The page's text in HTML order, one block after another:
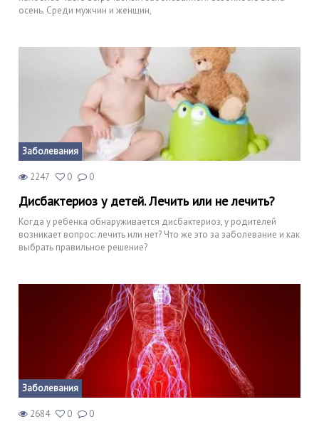
осень. Среди мужчин и женщин,
Заболевания
2247 0 0
Дисбактериоз у детей. Лечить или не лечить?
Когда у ребенка обнаруживается дисбактериоз, у родителей
возникает вопрос: лечить или нет? Что же это за заболевание и как
выбрать правильное решение?
Заболевания
2684 0 0